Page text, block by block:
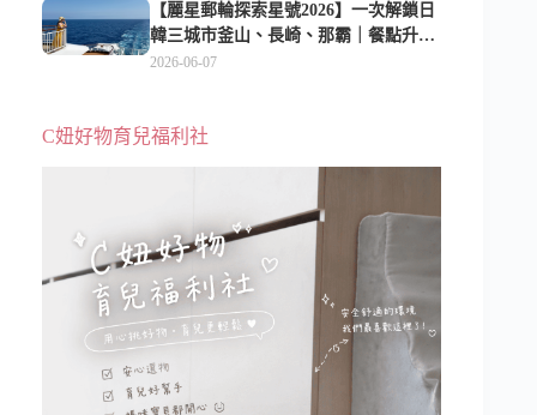
【麗星郵輪探索星號2026】一次解鎖日
韓三城市釜山、長崎、那霸｜餐點升
級、表演更新、船上慶生超難忘
2026-06-07
C妞好物育兒福利社